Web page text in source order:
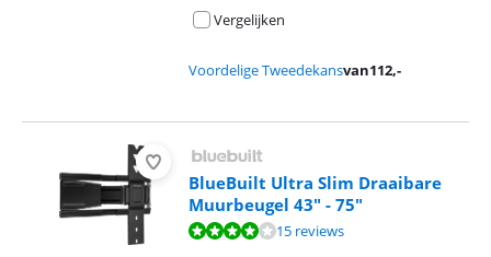
Vergelijken
Voordelige Tweedekansvan112,-
BlueBuilt Ultra Slim Draaibare
Muurbeugel 43" - 75"
Beoordeling is 8,2 van de 10, gebaseerd op 15 reviews.
15 reviews